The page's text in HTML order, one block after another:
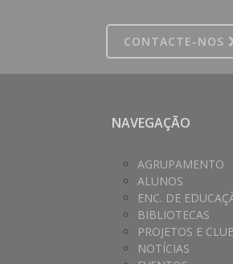
CONTACTE-NOS
NAVEGAÇÃO
AGRUPAMENTO
ALUNOS
ENC. DE
BIBLIOTECAS
PROJETOS E
NOTÍCIAS